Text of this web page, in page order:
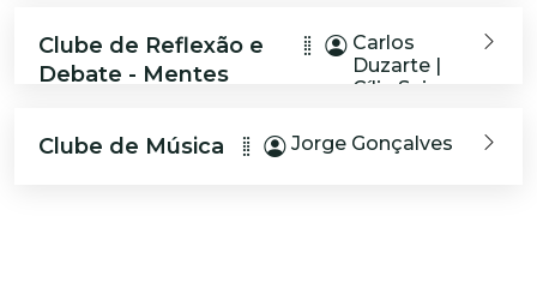
Clube de Reflexão e
Debate - Mentes
Carlos
Duzarte |
Cília Seixo
Clube de Música Jorge Gonçalves